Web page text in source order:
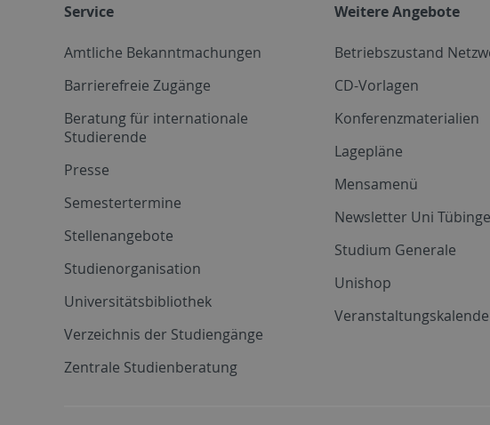
Service
Amtliche Bekanntmachungen
Barrierefreie Zugänge
Beratung für internationale
Studierende
Presse
Semestertermine
Stellenangebote
Studienorganisation
Universitätsbibliothek
Verzeichnis der Studiengänge
Zentrale Studienberatung
Weitere Angebote
Betriebszustand
CD-Vorlagen
Konferenzmaterialien
Lagepläne
Mensamenü
Newsletter Uni
Studium Generale
Unishop